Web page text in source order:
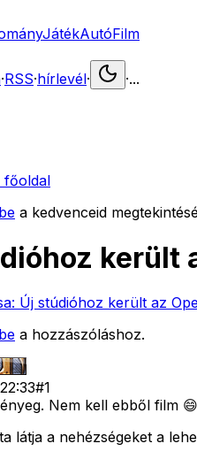
JátékAutóFilm
·RSS·hírlevél· ·...
főoldal
a kedvenceid
került
Új stúdióhoz került az
a hozzászóláshoz.
#1
Nem kell ebből film 😄
látja a nehézségeket a